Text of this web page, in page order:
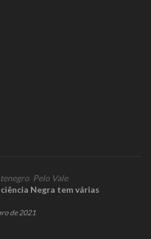
Pelo Vale
Negra tem várias
de 2021